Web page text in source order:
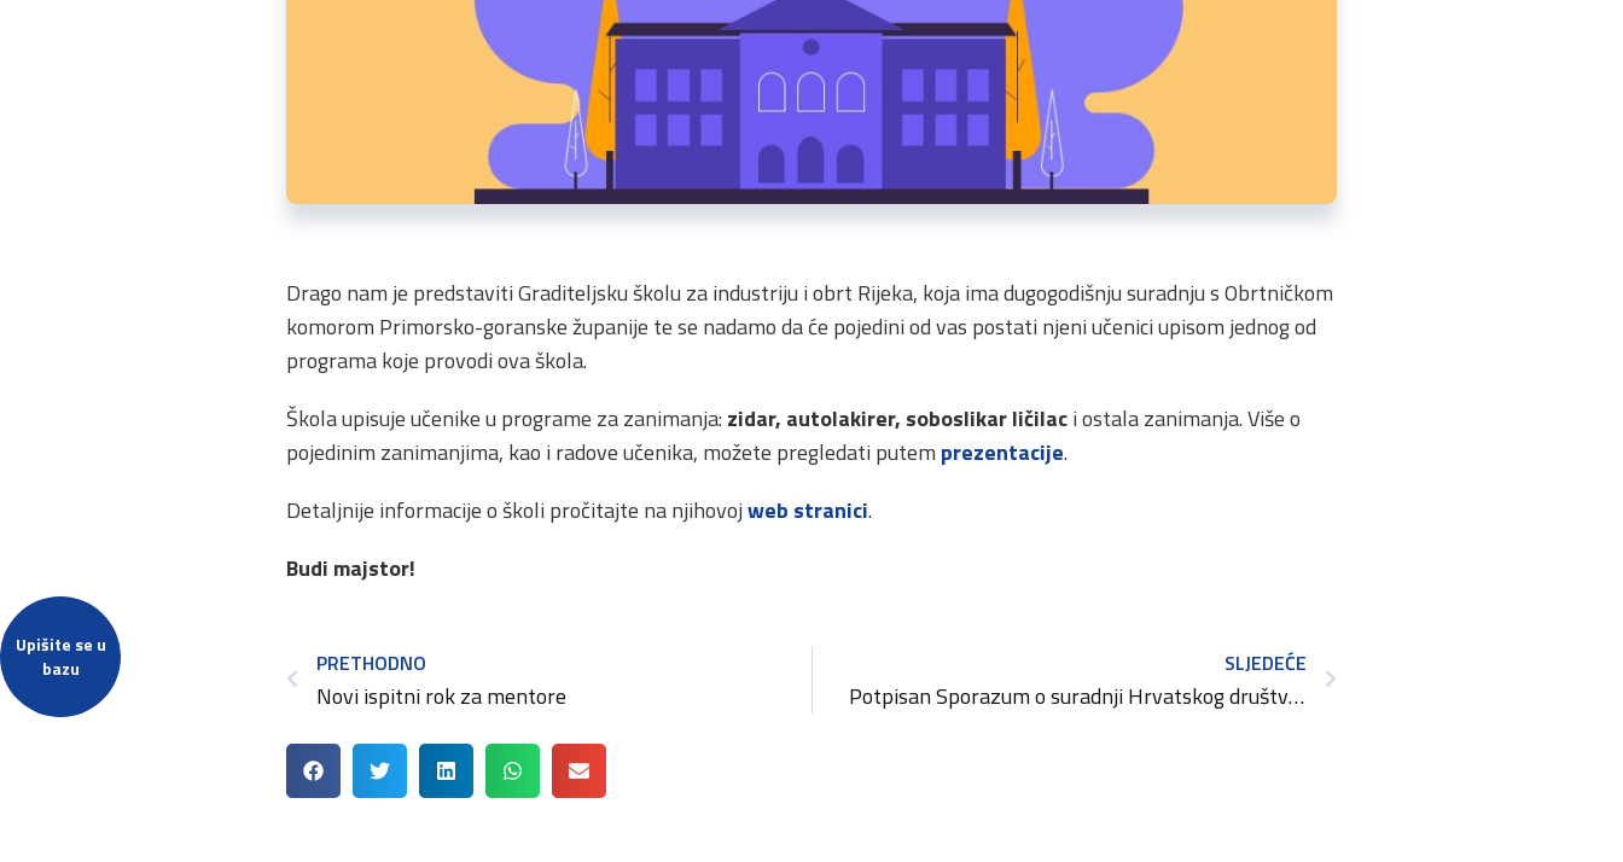
Upišite se u
bazu
Drago nam je predstaviti Graditeljsku školu za industriju i obrt Rijeka, koja ima dugogodišnju suradnju s Obrtničkom
komorom Primorsko-goranske županije te se nadamo da će pojedini od vas postati njeni učenici upisom jednog od
programa koje provodi ova škola.
Škola upisuje učenike u programe za zanimanja: zidar, autolakirer, soboslikar ličilaci ostala zanimanja. Više o
pojedinim zanimanjima, kao i radove učenika, možete pregledati putem prezentacije.
Detaljnije informacije o školi pročitajte na njihovojweb stranici.
Budi majstor!
PRETHODNO
Novi ispitni rok za mentore
SLJEDEĆE
Potpisan Sporazum o suradnji Hrvatskog društva ekonomista i Hrvatske obrtničke komore